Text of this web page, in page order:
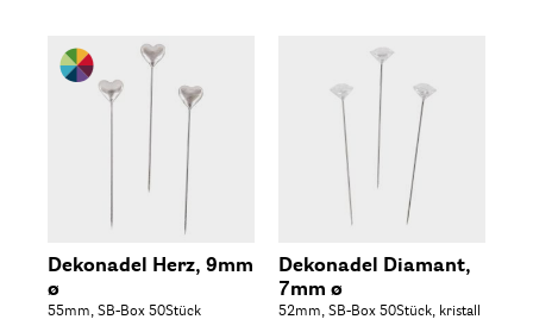
Dekonadel Herz, 9mm
ø
55mm, SB-Box 50Stück
Dekonadel Diamant,
7mm ø
52mm, SB-Box 50Stück, kristall